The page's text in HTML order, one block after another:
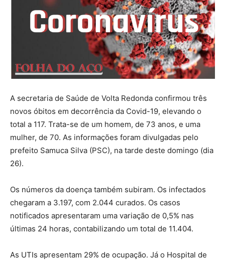
A secretaria de Saúde de Volta Redonda confirmou três
novos óbitos em decorrência da Covid-19, elevando o
total a 117. Trata-se de um homem, de 73 anos, e uma
mulher, de 70. As informações foram divulgadas pelo
prefeito Samuca Silva (PSC), na tarde deste domingo (dia
26).
Os números da doença também subiram. Os infectados
chegaram a 3.197, com 2.044 curados. Os casos
notificados apresentaram uma variação de 0,5% nas
últimas 24 horas, contabilizando um total de 11.404.
As UTIs apresentam 29% de ocupação. Já o Hospital de